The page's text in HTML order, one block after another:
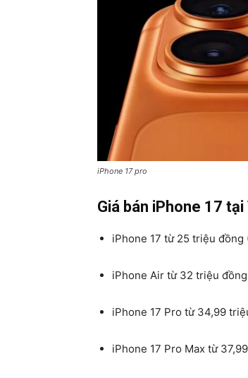
iPhone 17 pro
Giá bán iPhone 17
iPhone 17 từ 25 triệu đồng
iPhone Air từ 32 triệu đồng
iPhone 17 Pro từ 34,99
iPhone 17 Pro Max từ